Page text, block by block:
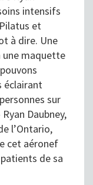
intensifs
et
à dire. Une
une maquette
éclairant
sur
Daubney,
l’Ontario,
cet aéronef
de sa